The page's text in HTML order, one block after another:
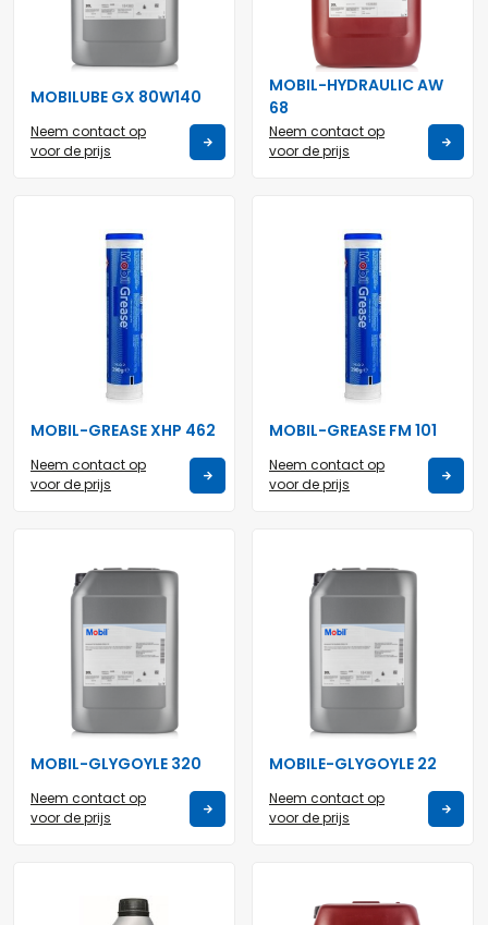
MOBILUBE GX 80W140
Neem contact op
voor de prijs
MOBIL-HYDRAULIC AW
68
Neem contact op
voor de prijs
MOBIL-GREASE XHP 462
Neem contact op
voor de prijs
MOBIL-GREASE FM 101
Neem contact op
voor de prijs
MOBIL-GLYGOYLE 320
Neem contact op
voor de prijs
MOBILE-GLYGOYLE 22
Neem contact op
voor de prijs